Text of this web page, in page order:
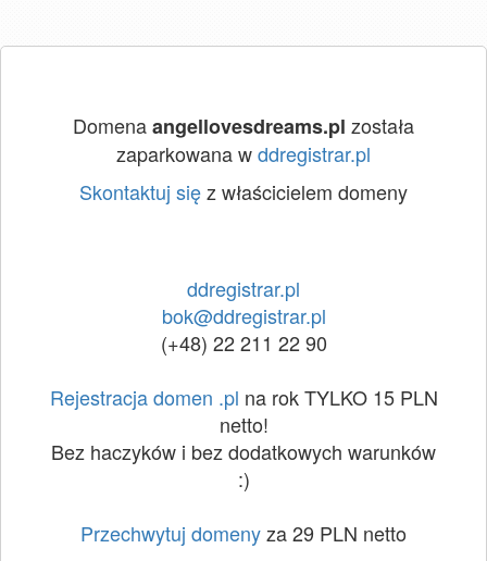
Domenaangellovesdreams.pl została
zaparkowana wddregistrar.pl
Skontaktuj sięz właścicielem domeny
ddregistrar.pl
bok@ddregistrar.pl
(+48) 22 211 22 90
Rejestracja domen .pl na rok TYLKO 15 PLN
netto!
Bez haczyków i bez dodatkowych warunków
:)
Przechwytuj domenyza 29 PLN netto